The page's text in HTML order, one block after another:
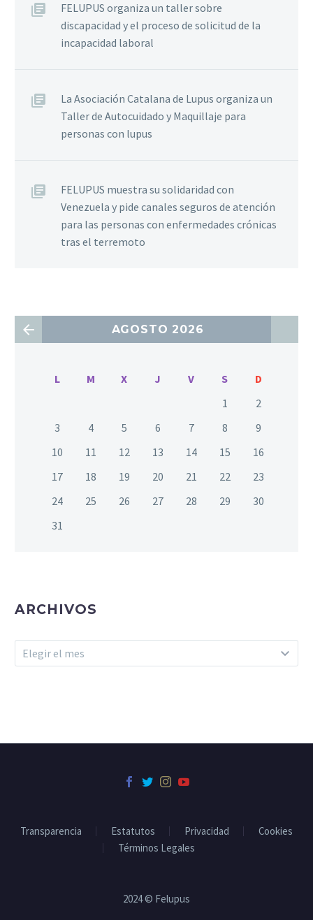
FELUPUS organiza un taller sobre
discapacidad y el proceso de solicitud de la
incapacidad laboral
La Asociación Catalana de Lupus organiza un
Taller de Autocuidado y Maquillaje para
personas con lupus
FELUPUS muestra su solidaridad con
Venezuela y pide canales seguros de atención
para las personas con enfermedades crónicas
tras el terremoto
AGOSTO 2026
L M X J V S
D
1
2
3
4 5 6 7 8
9
10
11 12 13 14 15
16
17
18 19 20 21 22
23
24
25 26 27 28 29
30
31
ARCHIVOS
Archivos
Elegir el mes
Transparencia Estatutos Privacidad
Cookies
Términos Legales
2024 © Felupus